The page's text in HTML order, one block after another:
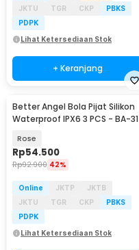
JKTU
TGR CKP
PBKS
PDPK
Lihat Ketersediaan Stok
+ Keranjang
Better Angel Bola Pijat Silikon
Waterproof IPX6 3 PCS - BA-31
Rose
Rp54.500
Rp92.900 42%
Online JKTP
JKTB
JKTU
TGR CKP
PBKS
PDPK
Lihat Ketersediaan Stok